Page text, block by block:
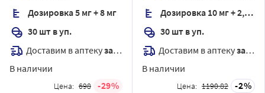
Дозировка 5 мг + 8 мг
30 шт в уп.
Доставим в аптекузавтра
В наличии
Цена: 698 29
Дозировка 10 мг + 2,5 мг +10 мг
30 шт в уп.
Доставим в аптекузавтра
В наличии
Цена: 1190.82 2